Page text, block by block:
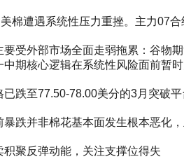
棉遭遇系统性压力重挫。主力07
要受外部市场全面走弱拖累：谷物
期核心逻辑在系统性风险面前暂时
已跌至77.50-78.00美分的3月突破
暴跌并非棉花基本面发生根本恶化
积聚反弹动能，关注支撑位得失